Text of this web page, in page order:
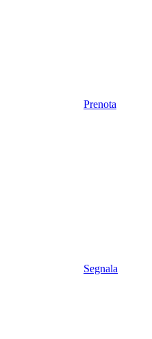
Prenota
Segnala